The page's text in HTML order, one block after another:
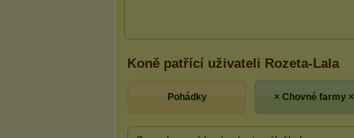
Koně patřící uživateli Rozeta-Lala
Pohádky × Chovné farmy ×